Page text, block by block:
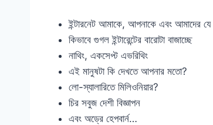
ইন্টারনেট আমাকে, আপনাকে এবং আমাদের যে
কিভাবে গুগল ইন্টারেন্টের বারোটা বাজাচ্ছে
নাথিং, একসেপ্ট এভরিথিং
এই মানুষটা কি দেখতে আপনার মতো?
লো-স্যালারিতে মিলিওনিয়ার?
চির সবুজ দেশী বিজ্ঞাপন
এবং অড্রে হেপবার্ন…